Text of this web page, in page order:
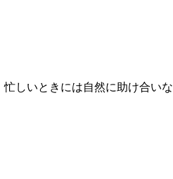
しいときには自然に助け合いな